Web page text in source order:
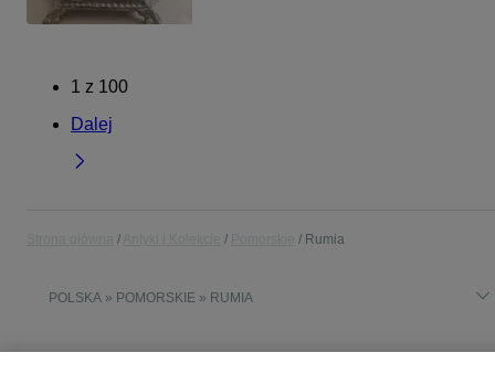
1 z 100
Dalej
Rumia
POLSKA » POMORSKIE » RUMIA